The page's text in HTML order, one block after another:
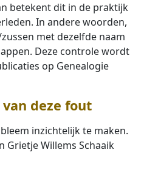
betekent dit in de praktijk
In andere woorden,
met dezelfde naam
Deze controle wordt
op Genealogie
deze fout
inzichtelijk te maken.
Grietje Willems Schaaik